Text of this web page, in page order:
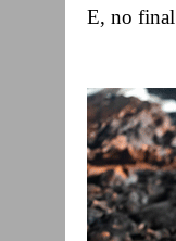
E, no final